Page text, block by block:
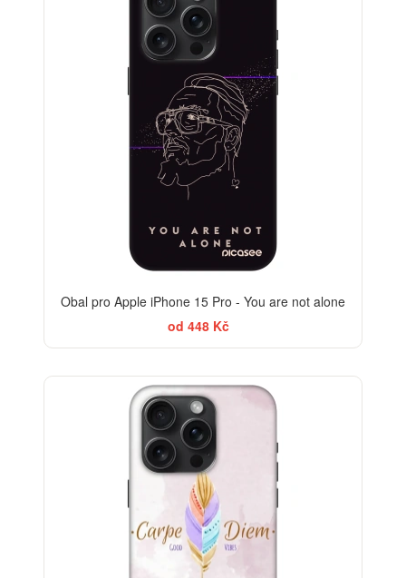
Obal pro Apple iPhone 15 Pro - You are not alone
od 448 Kč